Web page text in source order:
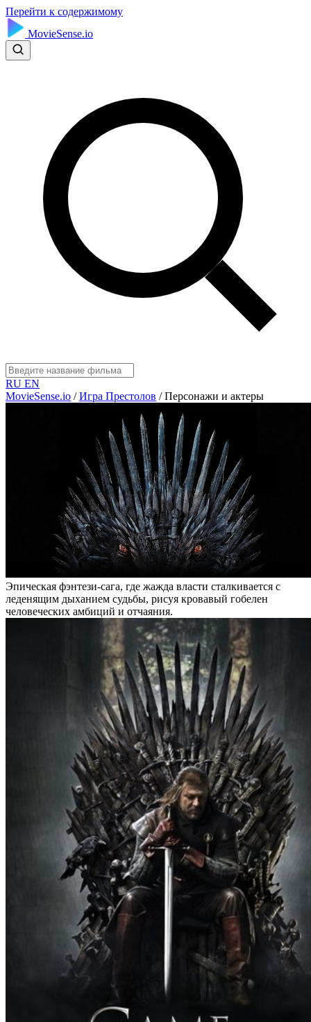
Перейти к содержимому
MovieSense.io
RU EN
MovieSense.io / Игра Престолов / Персонажи и актеры
Эпическая фэнтези-сага, где жажда власти сталкивается с
леденящим дыханием судьбы, рисуя кровавый гобелен
человеческих амбиций и отчаяния.